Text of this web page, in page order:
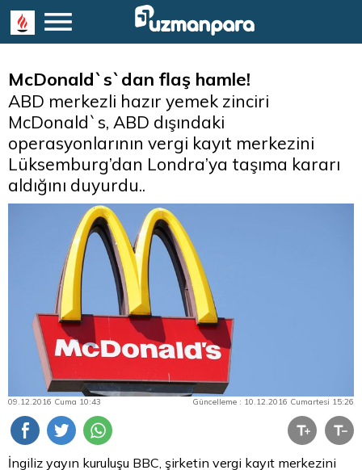
McDonald`s`dan flaş hamle!
ABD merkezli hazır yemek zinciri
McDonald`s, ABD dışındaki
operasyonlarının vergi kayıt merkezini
Lüksemburg’dan Londra’ya taşıma kararı
aldığını duyurdu..
09.12.2016 Cuma 10:43 Güncelleme : 10.12.2016 Cumartesi 15:26
İngiliz yayın kuruluşu BBC, şirketin vergi kayıt merkezini